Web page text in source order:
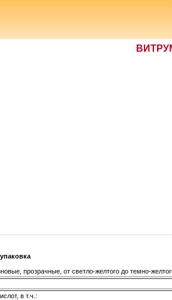
прозрачные, от светло-желтого до темно-
в т.ч.: